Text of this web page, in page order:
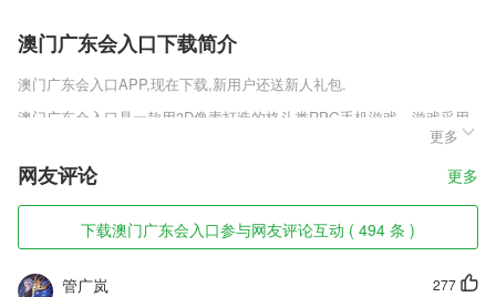
澳门广东会入口下载简介
澳门广东会入口APP,现在下载,新用户还送新人礼包.
澳门广东会入口是一款用3D像素打造的格斗类RPG手机游戏，游戏采用
了关卡的模式，玩家将要闯过所有的关卡，每一关都有强大的敌人在前方
等待着你;玩家需要在利用各种技能协调战斗，玩出不同的连招，对敌人
进行无限连击，让敌人在你面前毫无还手之力。
澳门广东会入口软件特色
1,【离线朗读】：还在担心听文章耗流量?不用怕，选择离线主播，没网
也能听哦
更多
网友评论 更多
下载澳门广东会入口参与网友评论互动 ( 494 条 )
277
管广岚